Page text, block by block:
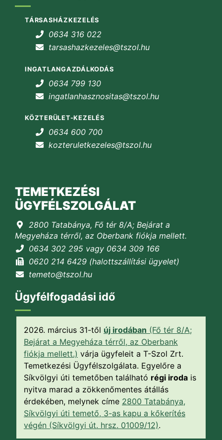
TÁRSASHÁZKEZELÉS
0634 316 022
tarsashazkezeles@tszol.hu
INGATLANGAZDÁLKODÁS
0634 799 130
ingatlanhasznositas@tszol.hu
KÖZTERÜLET-KEZELÉS
0634 600 700
kozteruletkezeles@tszol.hu
TEMETKEZÉSI
ÜGYFÉLSZOLGÁLAT
2800 Tatabánya, Fő tér 8/A; Bejárat a
Megyeháza térről, az Oberbank fiókja mellett.
0634 302 295 vagy 0634 309 166
0620 214 6429 (halottszállítási ügyelet)
temeto@tszol.hu
Ügyfélfogadási idő
2026. március 31-től új irodában (Fő tér 8/A;
Bejárat a Megyeháza térről, az Oberbank
fiókja mellett.) várja ügyfeleit a T-Szol Zrt.
Temetkezési Ügyfélszolgálata. Egyelőre a
Síkvölgyi úti temetőben található régi iroda is
nyitva marad a zökkenőmentes átállás
érdekében, melynek címe 2800 Tatabánya,
Síkvölgyi úti temető, 3-as kapu a kőkerítés
végén (Síkvölgyi út. hrsz. 01009/12).